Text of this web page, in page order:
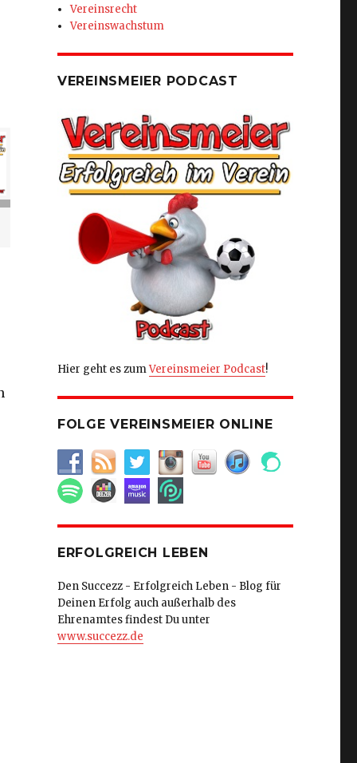
Vereinsrecht
Vereinswachstum
VEREINSMEIER PODCAST
Hier geht es zumVereinsmeier Podcast!
FOLGE VEREINSMEIER ONLINE
ERFOLGREICH LEBEN
Den Succezz - Erfolgreich Leben - Blog für
Deinen Erfolg auch außerhalb des
Ehrenamtes findest Du unter
www.succezz.de